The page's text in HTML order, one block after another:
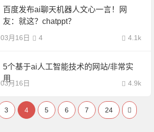
百度发布ai聊天机器人文心一言！网
友：就这？chatppt？
03月16日 4.1k
4
5个基于ai人工智能技术的网站/非常实
用
03月16日 4.9k
3 4 5 6 7 24